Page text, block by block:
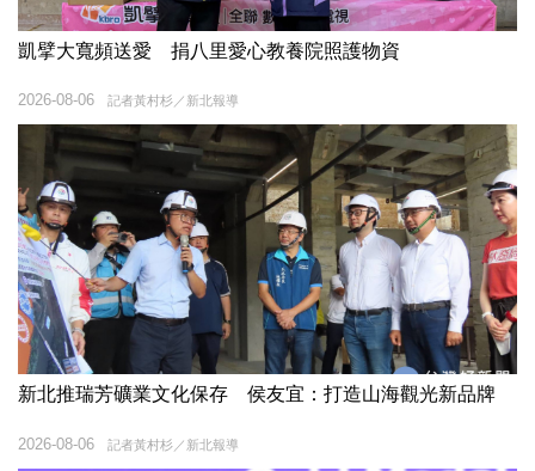
凱擘大寬頻送愛 捐八里愛心教養院照護物資
記者黃村杉／新北報導
2026-08-06
新北推瑞芳礦業文化保存 侯友宜：打造山海觀光新品牌
記者黃村杉／新北報導
2026-08-06